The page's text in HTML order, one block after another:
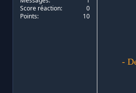
d
Score réaction
0
Points
10
-